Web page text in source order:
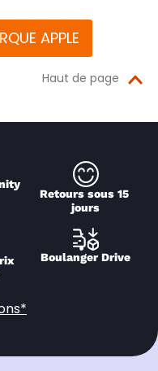
APPLE
Haut de page
Retours sous 15
jours
Boulanger Drive